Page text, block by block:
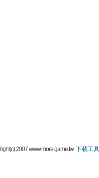
2007 www.more.game.tw下載工